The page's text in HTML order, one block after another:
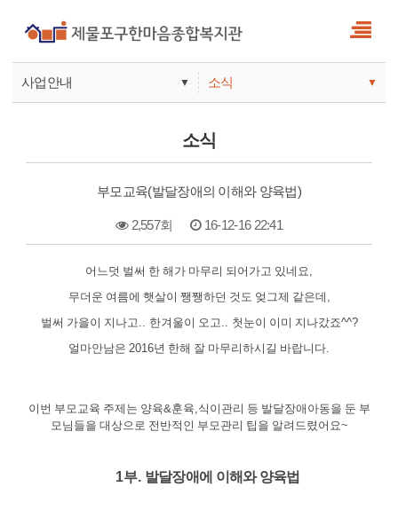
사업안내 ▼
기관안내
소식 ▼
서비스
소식
부모교육(발달장애의 이해와 양육법)
2,557회 16-12-16 22:41
어느덧 벌써 한 해가 마무리 되어가고 있네요,
무더운 여름에 햇살이 쨍쨍하던 것도 엊그제 같은데 ,
벌써 가을이 지나고.. 한겨울이 오고.. 첫눈이 이미 지나갔죠^^?
얼마안남은 2016년 한해 잘 마무리하시길 바랍니다.
이번 부모교육 주제는 양육&훈육,식이관리 등 발달장애아동을 둔 부
모님들을 대상으로 전반적인 부모관리 팁을 알려드렸어요~
1부. 발달장애에 이해와 양육법